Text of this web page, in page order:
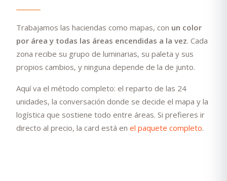
Trabajamos las haciendas como mapas, con un color
por área y todas las áreas encendidas a la vez. Cada
zona recibe su grupo de luminarias, su paleta y sus
propios cambios, y ninguna depende de la de junto.
Aquí va el método completo: el reparto de las 24
unidades, la conversación donde se decide el mapa y la
logística que sostiene todo entre áreas. Si prefieres ir
directo al precio, la card está en el paquete completo.